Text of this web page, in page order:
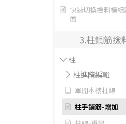
快速切換撿料模
面
3.柱鋼筋撿
柱
柱進階編輯
單開本樓柱線
柱手鋪筋-增加